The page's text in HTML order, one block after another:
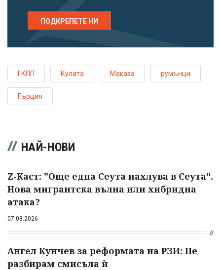
ПОДКРЕПЕТЕ НИ
ГКПП Кулата Маказа румънци
Гърция
НАЙ-НОВИ
Z-Каст: "Още една Сеута нахлува в Сеута".
Нова мигрантска вълна или хибридна
атака?
07.08.2026
Ангел Кунчев за реформата на РЗИ: Не
разбирам смисъла ѝ